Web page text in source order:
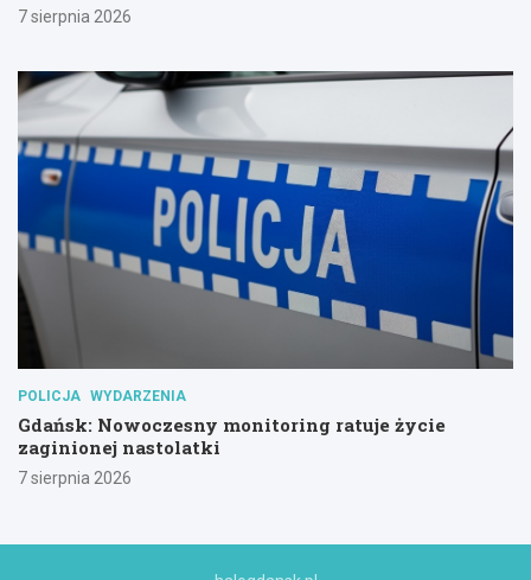
7 sierpnia 2026
POLICJA WYDARZENIA
Gdańsk: Nowoczesny monitoring ratuje życie
zaginionej nastolatki
7 sierpnia 2026